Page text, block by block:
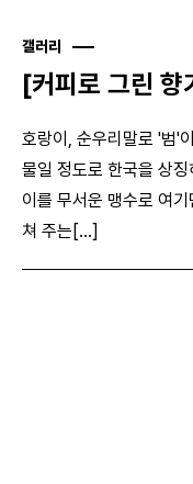
갤러리
[커피로 그린
호랑이, 순우리말로 '범'
물일 정도로 한국을 상
이를 무서운 맹수로 여
쳐 주는[...]